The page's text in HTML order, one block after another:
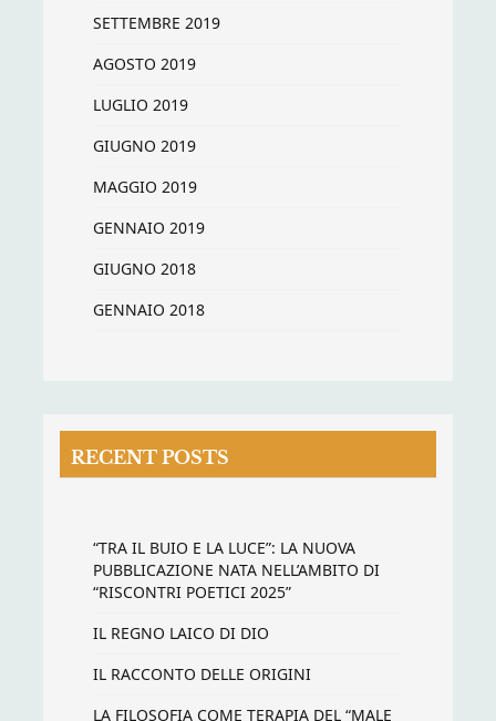
SETTEMBRE 2019
AGOSTO 2019
LUGLIO 2019
GIUGNO 2019
MAGGIO 2019
GENNAIO 2019
GIUGNO 2018
GENNAIO 2018
RECENT POSTS
“TRA IL BUIO E LA LUCE”: LA NUOVA
PUBBLICAZIONE NATA NELL’AMBITO DI
“RISCONTRI POETICI 2025”
IL REGNO LAICO DI DIO
IL RACCONTO DELLE ORIGINI
LA FILOSOFIA COME TERAPIA DEL “MALE